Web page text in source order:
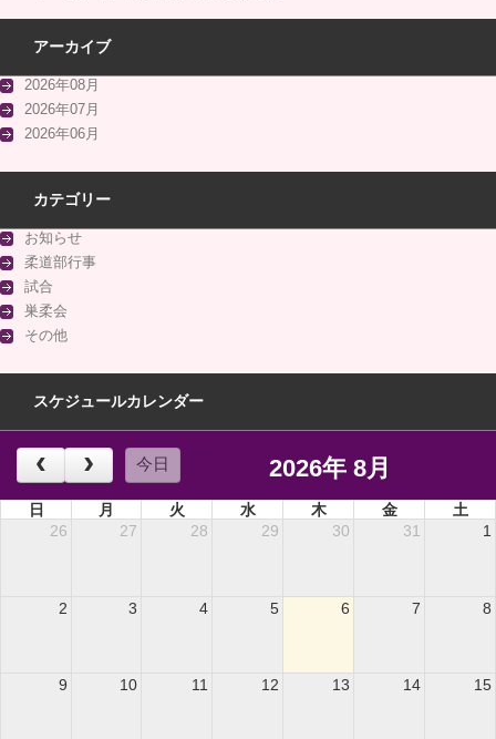
アーカイブ
2026年08月
2026年07月
2026年06月
カテゴリー
お知らせ
柔道部行事
試合
巣柔会
その他
スケジュールカレンダー
今日 2026年 8月
日 月 火 水 木 金
土
26
27 28 29 30 31 1
2 3 4 5 6 7 8
9 10 11 12 13 14 15